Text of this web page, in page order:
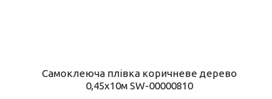
Самоклеюча плівка коричневе дерево
0,45х10м SW-00000810